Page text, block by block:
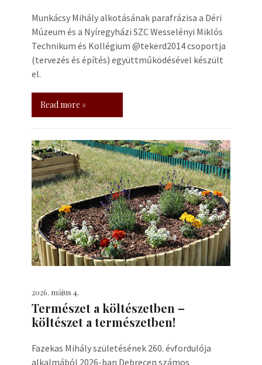
Munkácsy Mihály alkotásának parafrázisa a Déri
Múzeum és a Nyíregyházi SZC Wesselényi Miklós
Technikum és Kollégium @tekerd2014 csoportja
(tervezés és építés) együttműködésével készült
el.
Read more »
2026. május 4.
Természet a költészetben –
költészet a természetben!
Fazekas Mihály születésének 260. évfordulója
alkalmából 2026-ban Debrecen számos